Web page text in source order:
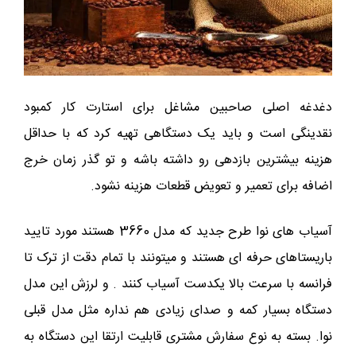
دغدغه اصلی صاحبین مشاغل برای استارت کار کمبود
نقدینگی است و باید یک دستگاهی تهیه کرد که با حداقل
هزینه بیشترین بازدهی رو داشته باشه و تو گذر زمان خرج
اضافه برای تعمیر و تعویض قطعات هزینه نشود.
آسیاب های نوا طرح جدید که مدل 3660 هستند مورد تایید
باریستاهای حرفه ای هستند و میتونند با تمام دقت از ترک تا
فرانسه با سرعت بالا یکدست آسیاب کنند . و لرزش این مدل
دستگاه بسیار کمه و صدای زیادی هم نداره مثل مدل قبلی
نوا. بسته به نوع سفارش مشتری قابلیت ارتقا این دستگاه به